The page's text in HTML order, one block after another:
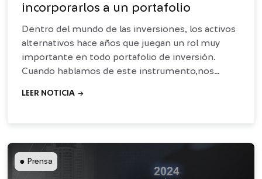
incorporarlos a un portafolio
Dentro del mundo de las inversiones, los activos
alternativos hace años que juegan un rol muy
importante en todo portafolio de inversión.
Cuando hablamos de este instrumento,nos
LEER NOTICIA arrow_forward
● Prensa